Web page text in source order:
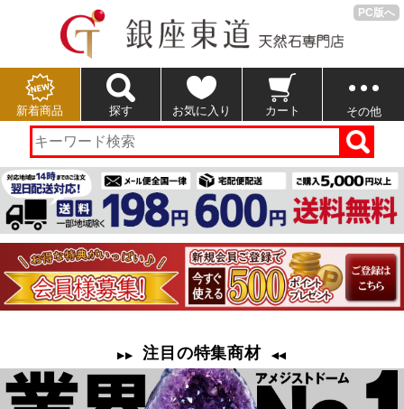
PC版へ
新着商品 探す お気に入り カート その他